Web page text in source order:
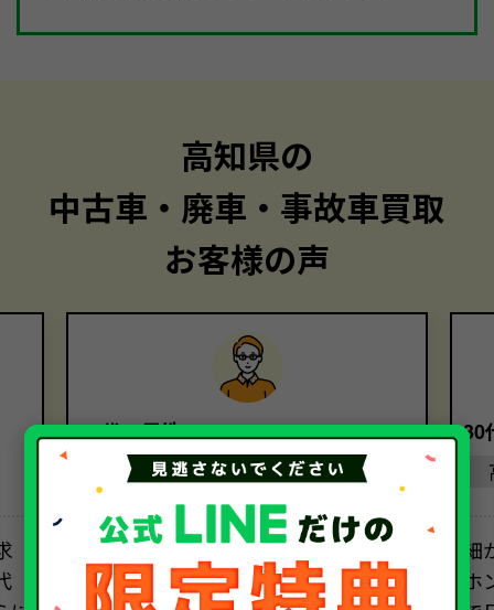
高知県の
中古車・廃車・事故車買取
お客様の声
40代・男性
高知県
担当者の方の電話対応は素晴らし
く、安心してお取引を進めることがで
30